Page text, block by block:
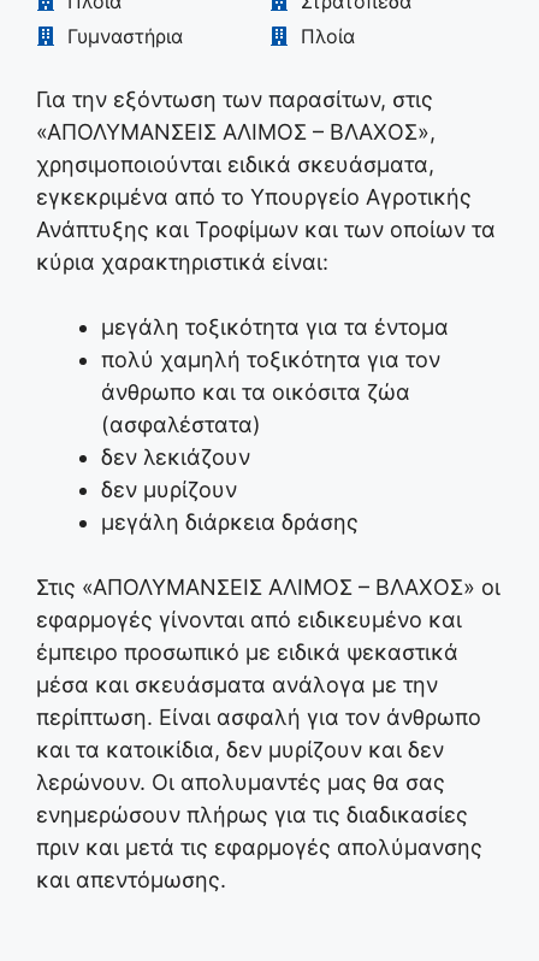
Γυμναστήρια
Πλοία
Για την εξόντωση των παρασίτων, στις
«ΑΠΟΛΥΜΑΝΣΕΙΣ ΑΛΙΜΟΣ – ΒΛΑΧΟΣ»,
χρησιμοποιούνται ειδικά σκευάσματα,
εγκεκριμένα από το Υπουργείο Αγροτικής
Ανάπτυξης και Τροφίμων και των οποίων τα
κύρια χαρακτηριστικά είναι:
μεγάλη τοξικότητα για τα έντομα
πολύ χαμηλή τοξικότητα για τον
άνθρωπο και τα οικόσιτα ζώα
(ασφαλέστατα)
δεν λεκιάζουν
δεν μυρίζουν
μεγάλη διάρκεια δράσης
Στις «ΑΠΟΛΥΜΑΝΣΕΙΣ ΑΛΙΜΟΣ – ΒΛΑΧΟΣ» οι
εφαρμογές γίνονται από ειδικευμένο και
έμπειρο προσωπικό με ειδικά ψεκαστικά
μέσα και σκευάσματα ανάλογα με την
περίπτωση. Είναι ασφαλή για τον άνθρωπο
και τα κατοικίδια, δεν μυρίζουν και δεν
λερώνουν. Οι απολυμαντές μας θα σας
ενημερώσουν πλήρως για τις διαδικασίες
πριν και μετά τις εφαρμογές απολύμανσης
και απεντόμωσης.